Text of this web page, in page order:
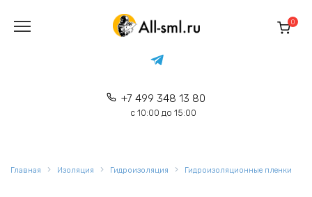
содержанию
+7 499 348 13 80
с 10:00 до 15:00
0
Главная Изоляция Гидроизоляция Гидроизоляционные пленки